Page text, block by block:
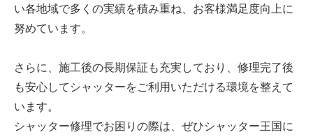
い各地域で多くの実績を積み重ね、お客様満足度向上に
努めています。
さらに、施工後の長期保証も充実しており、修理完了後
も安心してシャッターをご利用いただける環境を整えて
います。
シャッター修理でお困りの際は、ぜひシャッター王国に